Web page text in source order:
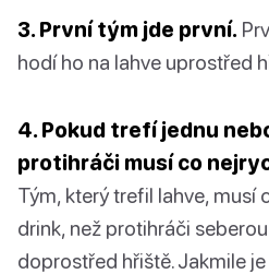
3. První tým jde první.
hodí ho na lahve uprostřed
4. Pokud trefí jednu
protihráči musí co
Tým, který trefil lahve, musí
drink, než protihráči
doprostřed hřiště. Jakmile